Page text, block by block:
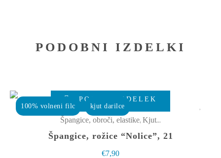
PODOBNI IZDELKI
100% volneni filc kjut darilce
POGLEJ IZDELEK
Špangice, obroči, elastike, Kjut male stvarce
Špangice, rožice “Nolice”, 21
€7,90